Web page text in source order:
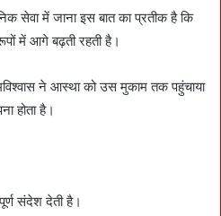
सेवा में जाना इस बात का प्रतीक है कि
में आगे बढ़ती रहती है।
ने आस्था को उस मुकाम तक पहुंचाया
होता है।
संदेश देती है।